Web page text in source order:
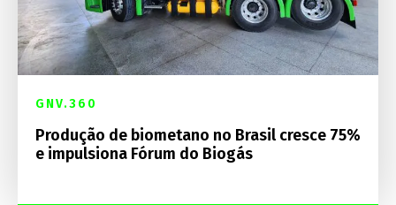
GNV.360
Produção de biometano no Brasil cresce 75%
e impulsiona Fórum do Biogás